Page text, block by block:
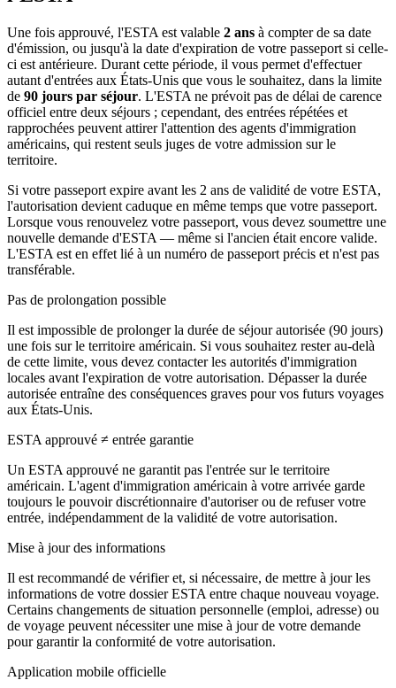
Une fois approuvé, l'ESTA est valable 2 ans à compter de sa date
d'émission, ou jusqu'à la date d'expiration de votre passeport si celle-
ci est antérieure. Durant cette période, il vous permet d'effectuer
autant d'entrées aux États-Unis que vous le souhaitez, dans la limite
de 90 jours par séjour. L'ESTA ne prévoit pas de délai de carence
officiel entre deux séjours ; cependant, des entrées répétées et
rapprochées peuvent attirer l'attention des agents d'immigration
américains, qui restent seuls juges de votre admission sur le
territoire.
Si votre passeport expire avant les 2 ans de validité de votre ESTA,
l'autorisation devient caduque en même temps que votre passeport.
Lorsque vous renouvelez votre passeport, vous devez soumettre une
nouvelle demande d'ESTA — même si l'ancien était encore valide.
L'ESTA est en effet lié à un numéro de passeport précis et n'est pas
transférable.
Pas de prolongation possible
Il est impossible de prolonger la durée de séjour autorisée (90 jours)
une fois sur le territoire américain. Si vous souhaitez rester au-delà
de cette limite, vous devez contacter les autorités d'immigration
locales avant l'expiration de votre autorisation. Dépasser la durée
autorisée entraîne des conséquences graves pour vos futurs voyages
aux États-Unis.
ESTA approuvé ≠ entrée garantie
Un ESTA approuvé ne garantit pas l'entrée sur le territoire
américain. L'agent d'immigration américain à votre arrivée garde
toujours le pouvoir discrétionnaire d'autoriser ou de refuser votre
entrée, indépendamment de la validité de votre autorisation.
Mise à jour des informations
Il est recommandé de vérifier et, si nécessaire, de mettre à jour les
informations de votre dossier ESTA entre chaque nouveau voyage.
Certains changements de situation personnelle (emploi, adresse) ou
de voyage peuvent nécessiter une mise à jour de votre demande
pour garantir la conformité de votre autorisation.
Application mobile officielle